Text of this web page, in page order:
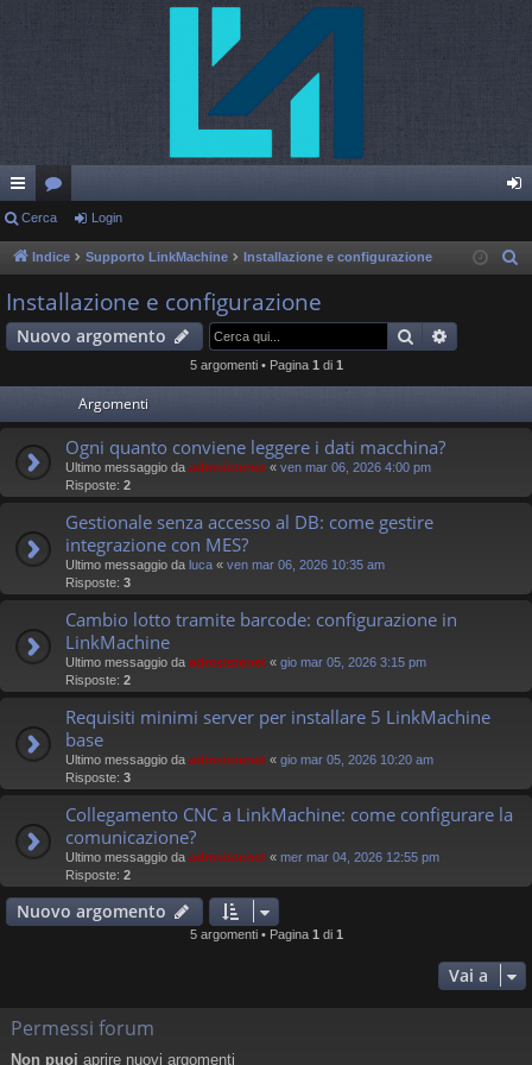
oll
eg
a
m
ap
or
u in
Cerca Login
Indice Supporto LinkMachine Installazione e configurazione
Installazione e configurazione
Nuovo argomento Cerca
5 argomenti • Pagina 1 di 1
Argomenti
Ogni quanto conviene leggere i dati macchina?
Ultimo messaggio da admsistenet « ven mar 06, 2026 4:00 pm
Risposte: 2
Gestionale senza accesso al DB: come gestire
integrazione con MES?
Ultimo messaggio da luca « ven mar 06, 2026 10:35 am
Risposte: 3
Cambio lotto tramite barcode: configurazione in
LinkMachine
Ultimo messaggio da admsistenet « gio mar 05, 2026 3:15 pm
Risposte: 2
Requisiti minimi server per installare 5 LinkMachine
base
Ultimo messaggio da admsistenet « gio mar 05, 2026 10:20 am
Risposte: 3
Collegamento CNC a LinkMachine: come configurare la
comunicazione?
Ultimo messaggio da admsistenet « mer mar 04, 2026 12:55 pm
Risposte: 2
Nuovo argomento
5 argomenti • Pagina 1 di 1
Vai a
Permessi forum
Non puoi aprire nuovi argomenti